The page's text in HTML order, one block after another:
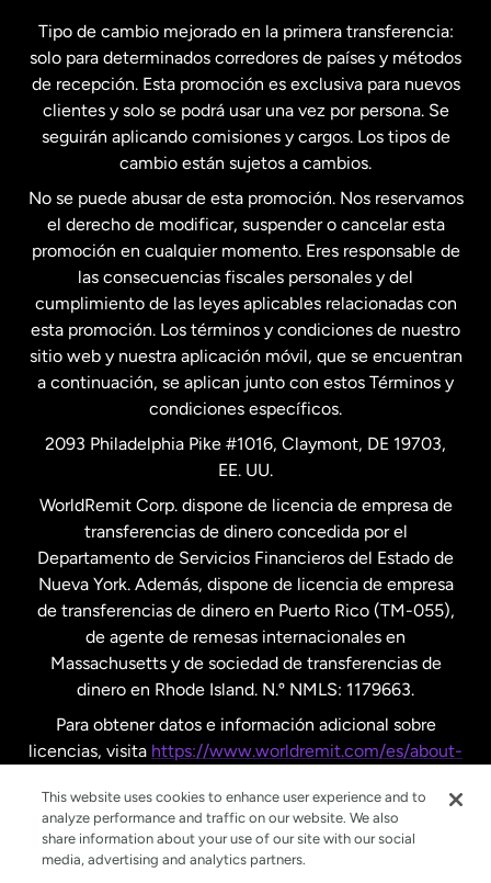
Estados Unidos English
Estados Unidos Español
Francia
Malasia
Nueva Zelanda
Países Bajos
Suecia
Tipo de cambio mejorado en la primera transferencia:
solo para determinados corredores de países y métodos
de recepción. Esta promoción es exclusiva para nuevos
clientes y solo se podrá usar una vez por persona. Se
seguirán aplicando comisiones y cargos. Los tipos de
cambio están sujetos a cambios.
No se puede abusar de esta promoción. Nos reservamos
el derecho de modificar, suspender o cancelar esta
promoción en cualquier momento. Eres responsable de
las consecuencias fiscales personales y del
cumplimiento de las leyes aplicables relacionadas con
esta promoción. Los términos y condiciones de nuestro
sitio web y nuestra aplicación móvil, que se encuentran
a continuación, se aplican junto con estos Términos y
condiciones específicos.
2093 Philadelphia Pike #1016, Claymont, DE 19703,
EE. UU.
WorldRemit Corp. dispone de licencia de empresa de
transferencias de dinero concedida por el
Departamento de Servicios Financieros del Estado de
Nueva York. Además, dispone de licencia de empresa
de transferencias de dinero en Puerto Rico (TM-055),
de agente de remesas internacionales en
Massachusetts y de sociedad de transferencias de
dinero en Rhode Island. N.º NMLS: 1179663.
Para obtener datos e información adicional sobre
licencias, visita https://www.worldremit.com/es/about-
This website uses cookies to enhance user experience and to
analyze performance and traffic on our website. We also
share information about your use of our site with our social
media, advertising and analytics partners.